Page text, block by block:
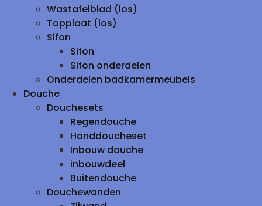
Wastafelblad (los)
Topplaat (los)
Sifon
Sifon
Sifon onderdelen
Onderdelen badkamermeubels
Douche
Douchesets
Regendouche
Handdoucheset
Inbouw douche
inbouwdeel
Buitendouche
Douchewanden